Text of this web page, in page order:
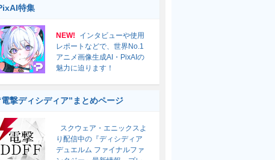
特集
NEW!
インタビューや使用
レポートなどで、世界No.1
アニメ画像生成AI・PixAIの
魅力に迫ります！
電撃ディシディア”まとめページ
スクウェア・エニックスよ
り配信中の『ディシディア
デュエルム ファイナルファ